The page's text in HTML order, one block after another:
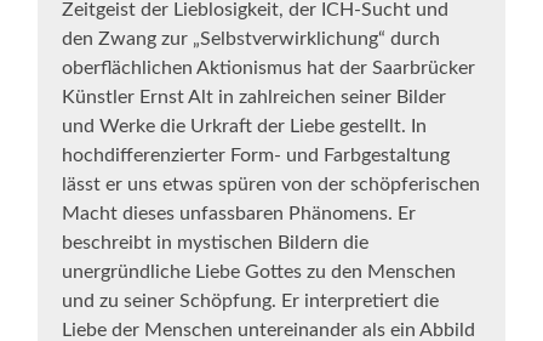
Zeitgeist der Lieblosigkeit, der ICH-Sucht und
den Zwang zur „Selbstverwirklichung“ durch
oberflächlichen Aktionismus hat der Saarbrücker
Künstler Ernst Alt in zahlreichen seiner Bilder
und Werke die Urkraft der Liebe gestellt. In
hochdifferenzierter Form- und Farbgestaltung
lässt er uns etwas spüren von der schöpferischen
Macht dieses unfassbaren Phänomens. Er
beschreibt in mystischen Bildern die
unergründliche Liebe Gottes zu den Menschen
und zu seiner Schöpfung. Er interpretiert die
Liebe der Menschen untereinander als ein Abbild